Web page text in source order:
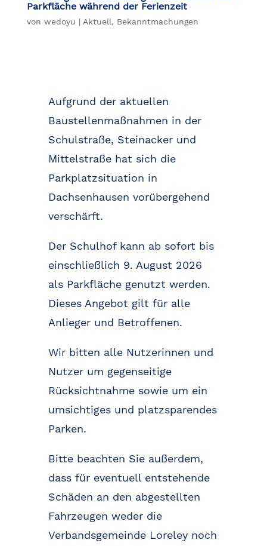
Parkfläche während der Ferienzeit
von wedoyu | Aktuell, Bekanntmachungen
Aufgrund der aktuellen
Baustellenmaßnahmen in der
Schulstraße, Steinacker und
Mittelstraße hat sich die
Parkplatzsituation in
Dachsenhausen vorübergehend
verschärft.
Der Schulhof kann ab sofort bis
einschließlich 9. August 2026
als Parkfläche genutzt werden.
Dieses Angebot gilt für alle
Anlieger und Betroffenen.
Wir bitten alle Nutzerinnen und
Nutzer um gegenseitige
Rücksichtnahme sowie um ein
umsichtiges und platzsparendes
Parken.
Bitte beachten Sie außerdem,
dass für eventuell entstehende
Schäden an den abgestellten
Fahrzeugen weder die
Verbandsgemeinde Loreley noch